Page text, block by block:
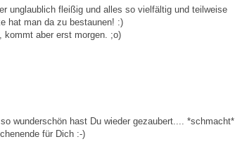
unglaublich fleißig und alles so vielfältig und teilweise
hat man da zu bestaunen! :)
kommt aber erst morgen. ;o)
wunderschön hast Du wieder gezaubert.... *schmacht*
für Dich :-)